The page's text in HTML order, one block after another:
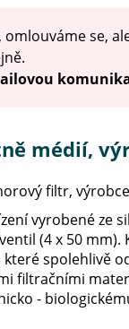
se,
médií,
filtr,
vyrobené ze
(4 x 50
spolehlivě
filtračními
-